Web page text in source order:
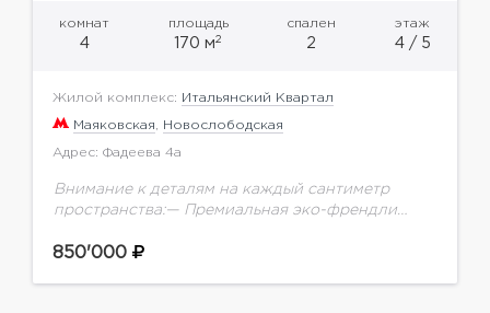
комнат
4
площадь
170 м2
спален
2
этаж
4 / 5
Жилой комплекс: Итальянский Квартал
Маяковская Новослободская
Адрес: Фадеева 4а
Внимание к деталям на каждый сантиметр
пространства:— Премиальная эко-френдли
ореха, настоящего мха, слэба и настоящего
850'000